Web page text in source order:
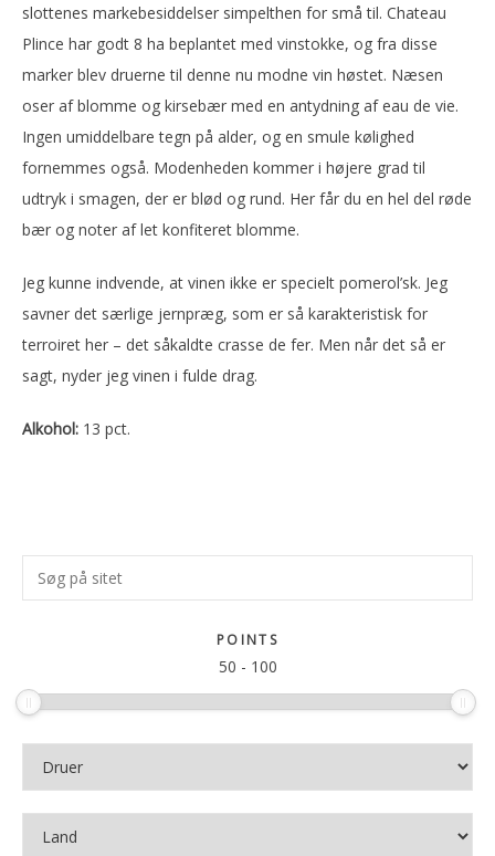
slottenes markebesiddelser simpelthen for små til. Chateau
Plince har godt 8 ha beplantet med vinstokke, og fra disse
marker blev druerne til denne nu modne vin høstet. Næsen
oser af blomme og kirsebær med en antydning af eau de vie.
Ingen umiddelbare tegn på alder, og en smule kølighed
fornemmes også. Modenheden kommer i højere grad til
udtryk i smagen, der er blød og rund. Her får du en hel del røde
bær og noter af let konfiteret blomme.
Jeg kunne indvende, at vinen ikke er specielt pomerol’sk. Jeg
savner det særlige jernpræg, som er så karakteristisk for
terroiret her – det såkaldte crasse de fer. Men når det så er
sagt, nyder jeg vinen i fulde drag.
Alkohol: 13 pct.
Primær
Sidebar
Søg
på
POINTS
50 - 100